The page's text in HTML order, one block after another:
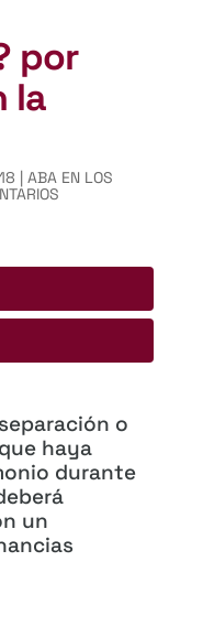
por
la
| ABA EN LOS
o
haya
durante
un